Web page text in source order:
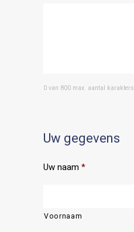
0 van 800 max. aantal karakters
Uw gegevens
Uw naam*
Voornaam